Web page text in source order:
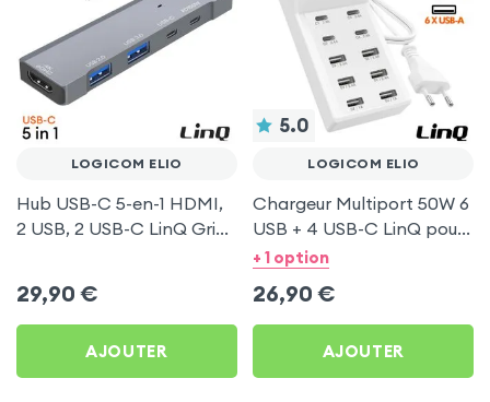
LOGICOM ELIO
Hub USB-C 5-en-1 HDMI,
2 USB, 2 USB-C LinQ Gris
29,90 €
AJOUTER
5.0
LOGICOM ELIO
Chargeur Multiport 50W 6
USB + 4 USB-C LinQ pour
Logicom Elio
+ 1 option
26,90 €
AJOUTER